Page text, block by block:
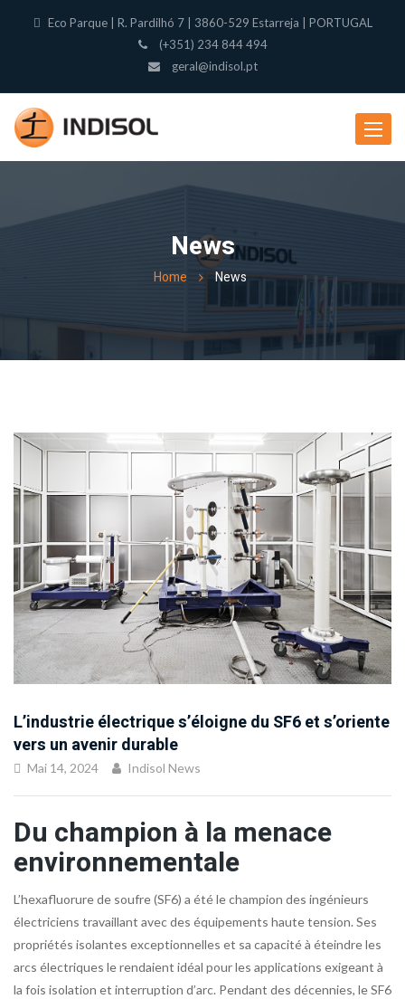
Eco Parque | R. Pardilhó 7 | 3860-529 Estarreja | PORTUGAL
(+351) 234 844 494
geral@indisol.pt
Toggle
News
Home News
L’industrie électrique s’éloigne du SF6 et s’oriente
vers un avenir durable
Mai 14, 2024 Indisol News
Du champion à la menace
environnementale
L’hexafluorure de soufre (SF6) a été le champion des ingénieurs
électriciens travaillant avec des équipements haute tension. Ses
propriétés isolantes exceptionnelles et sa capacité à éteindre les
arcs électriques le rendaient idéal pour les applications exigeant à
la fois isolation et interruption d’arc. Pendant des décennies, le SF6